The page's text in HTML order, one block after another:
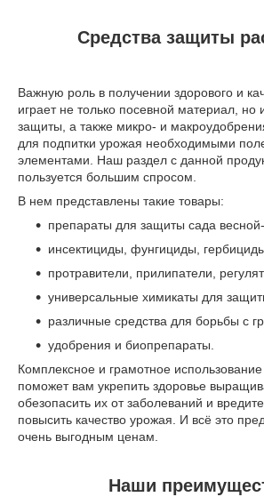
Средства защиты
Важную роль в получении здорового и
играет не только посевной материал, но
защиты, а также микро- и
для подпитки урожая необходимыми
элементами. Наш раздел с данной
пользуется большим спросом.
В нем представлены такие товары:
препараты для защиты сада
инсектициды, фунгициды,
протравители, прилипатели,
универсальные химикаты для
различные средства для борьбы с
удобрения и биопрепараты.
Комплексное и грамотное
поможет вам укрепить здоровье
обезопасить их от заболеваний и
повысить качество урожая. И всё это
очень выгодным ценам.
Наши